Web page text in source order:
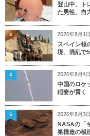
登山中、ト
た男性、自
2026年8月1日
スペイン領
境、混乱で
3
2026年8月4日
中国のロケ
稲妻が貫く
4
2026年8月3日
NASAの「
巣構造の模
5